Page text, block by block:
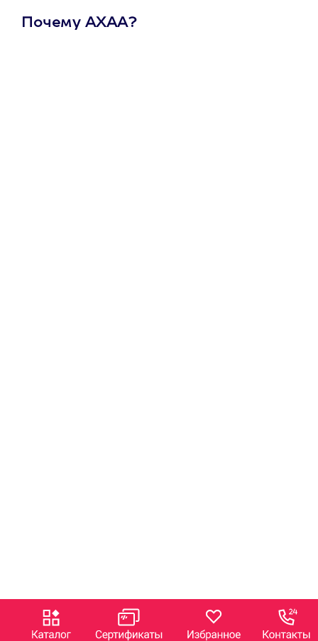
Почему АХАА?